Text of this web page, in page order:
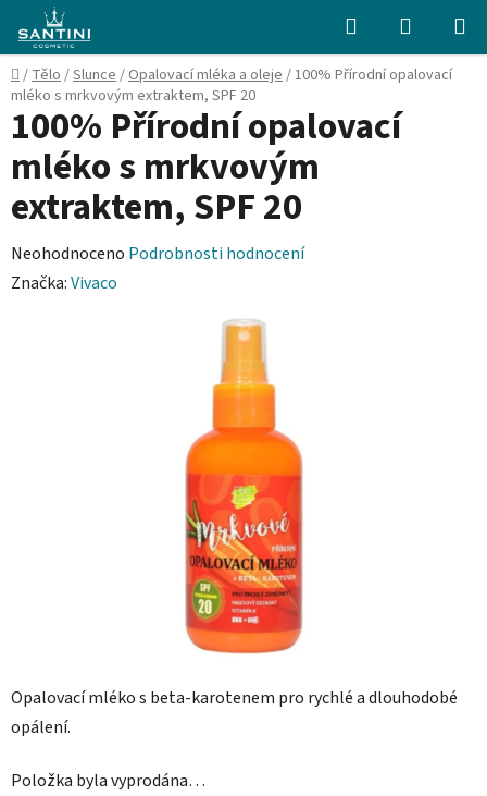
obsah
Hledat
KOŠÍK
Domů
/Tělo/Slunce/Opalovací mléka a oleje/100% Přírodní opalovací
mléko s mrkvovým extraktem, SPF 20
Opalovací mléko s beta-karotenem pro rychlé a dlouhodobé
opálení.
Položka byla vyprodána…
100% Přírodní opalovací
mléko s mrkvovým
extraktem, SPF 20
Průměrné
hodnocení
Neohodnoceno Podrobnosti hodnocení
Značka:Vivaco